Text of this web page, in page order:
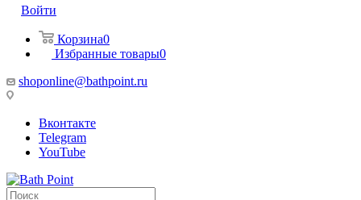
Войти
Корзина0
Избранные товары0
shoponline@bathpoint.ru
Вконтакте
Telegram
YouTube